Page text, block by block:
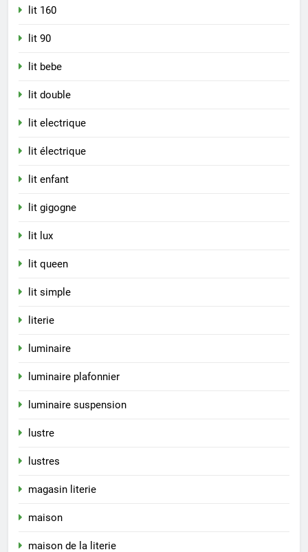
lit 160
lit 90
lit bebe
lit double
lit electrique
lit électrique
lit enfant
lit gigogne
lit lux
lit queen
lit simple
literie
luminaire
luminaire plafonnier
luminaire suspension
lustre
lustres
magasin literie
maison
maison de la literie